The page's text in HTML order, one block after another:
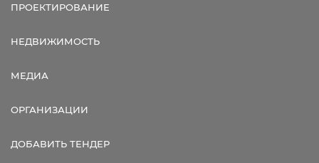
ПРОЕКТИРОВАНИЕ
НЕДВИЖИМОСТЬ
МЕДИА
ОРГАНИЗАЦИИ
ДОБАВИТЬ ТЕНДЕР